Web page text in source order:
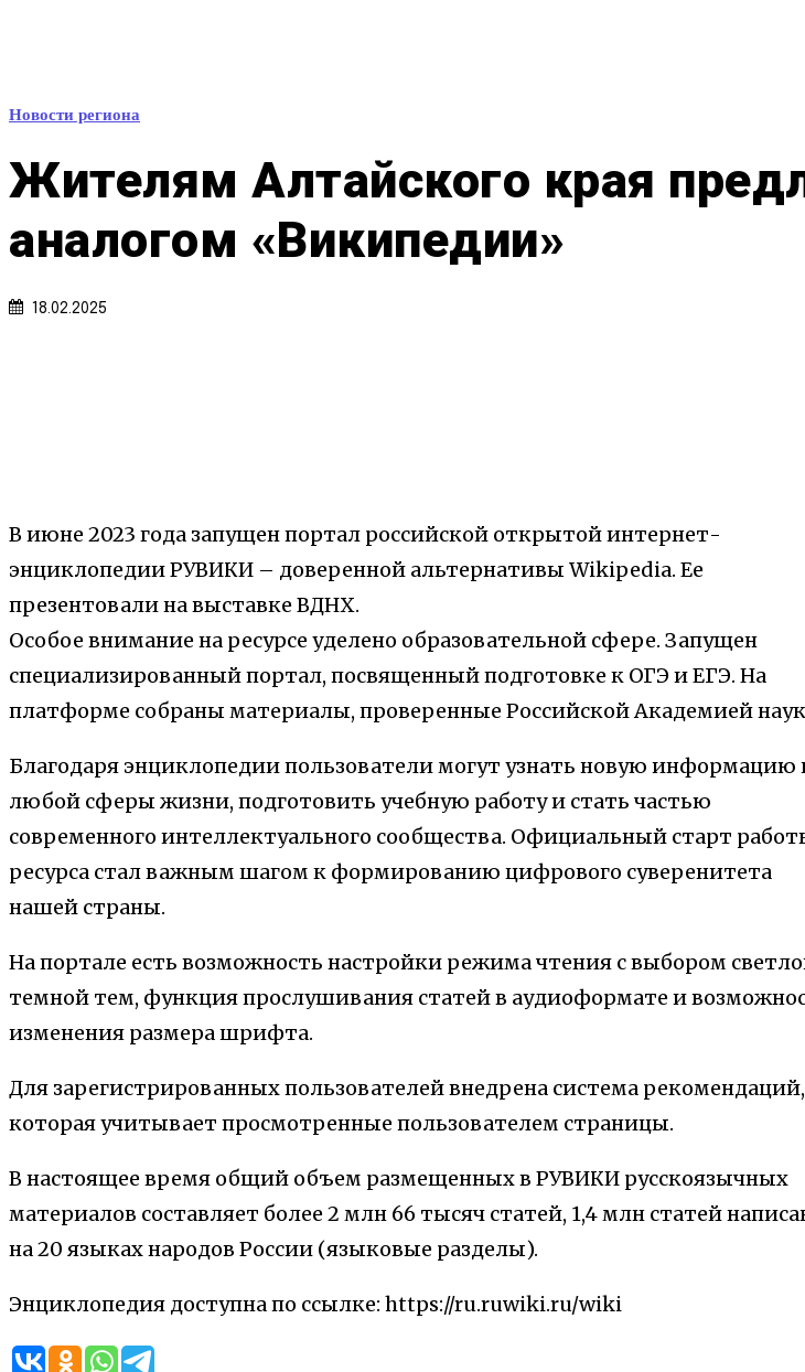
Новости региона
Жителям Алтайского края
аналогом «Википедии»
18.02.2025
В июне 2023 года запущен портал российской открытой интернет-
энциклопедии РУВИКИ – доверенной альтернативы Wikipedia. Ее
презентовали на выставке ВДНХ.
Особое внимание на ресурсе уделено образовательной сфере. Запущен
специализированный портал, посвященный подготовке к ОГЭ и ЕГЭ. На
платформе собраны материалы, проверенные Российской Академией
Благодаря энциклопедии пользователи могут узнать новую информацию
любой сферы жизни, подготовить учебную работу и стать частью
современного интеллектуального сообщества. Официальный старт
ресурса стал важным шагом к формированию цифрового суверенитета
нашей страны.
На портале есть возможность настройки режима чтения с выбором
темной тем, функция прослушивания статей в аудиоформате и
изменения размера шрифта.
Для зарегистрированных пользователей внедрена система рекомендаций,
которая учитывает просмотренные пользователем страницы.
В настоящее время общий объем размещенных в РУВИКИ русскоязычных
материалов составляет более 2 млн 66 тысяч статей, 1,4 млн статей
на 20 языках народов России (языковые разделы).
Энциклопедия доступна по ссылке: https://ru.ruwiki.ru/wiki